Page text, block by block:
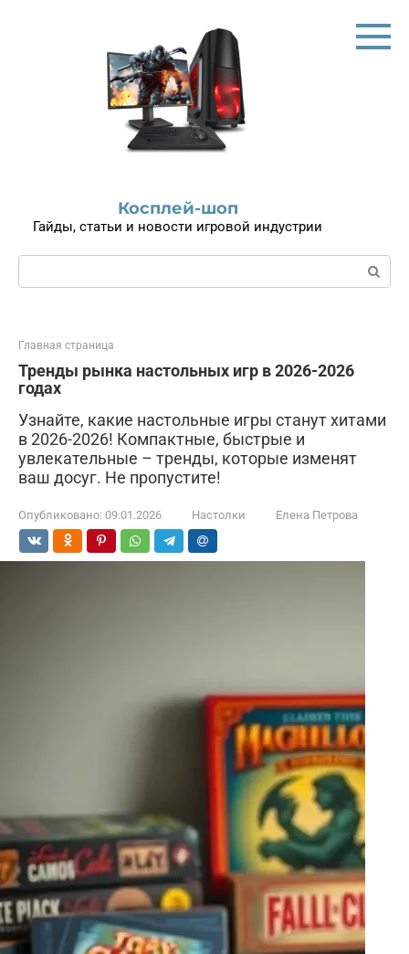
Косплей-шоп
Гайды, статьи и новости игровой индустрии
Поиск:
Главная страница
Тренды рынка настольных игр в 2026-2026
годах
Узнайте, какие настольные игры станут хитами
в 2026-2026! Компактные, быстрые и
увлекательные – тренды, которые изменят
ваш досуг. Не пропустите!
Опубликовано: 09.01.2026 Настолки Елена Петрова